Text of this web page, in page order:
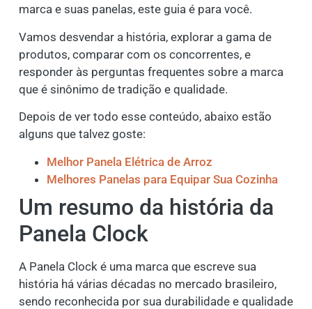
marca e suas panelas, este guia é para você.
Vamos desvendar a história, explorar a gama de
produtos, comparar com os concorrentes, e
responder às perguntas frequentes sobre a marca
que é sinônimo de tradição e qualidade.
Depois de ver todo esse conteúdo, abaixo estão
alguns que talvez goste:
Melhor Panela Elétrica de Arroz
Melhores Panelas para Equipar Sua Cozinha
Um resumo da história da
Panela Clock
A Panela Clock é uma marca que escreve sua
história há várias décadas no mercado brasileiro,
sendo reconhecida por sua durabilidade e qualidade